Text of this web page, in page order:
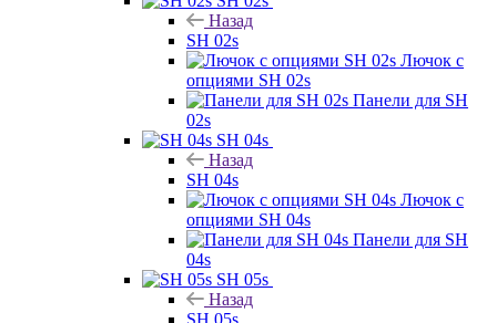
Назад
SH 02s
Лючок с
опциями SH 02s
Панели для SH
02s
SH 04s
Назад
SH 04s
Лючок с
опциями SH 04s
Панели для SH
04s
SH 05s
Назад
SH 05s